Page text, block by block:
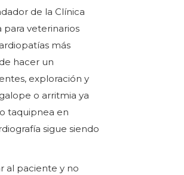
de la Clínica
para veterinarios
más
hacer un
exploración y
o arritmia ya
taquipnea en
sigue siendo
al paciente y no